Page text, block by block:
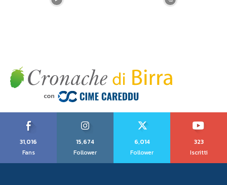
31,016
Fans
15,674
Follower
6,014
Follower
323
Iscritti